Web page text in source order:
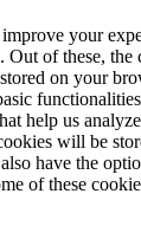
your
of these, the
on your
help us
will be
have the
of these